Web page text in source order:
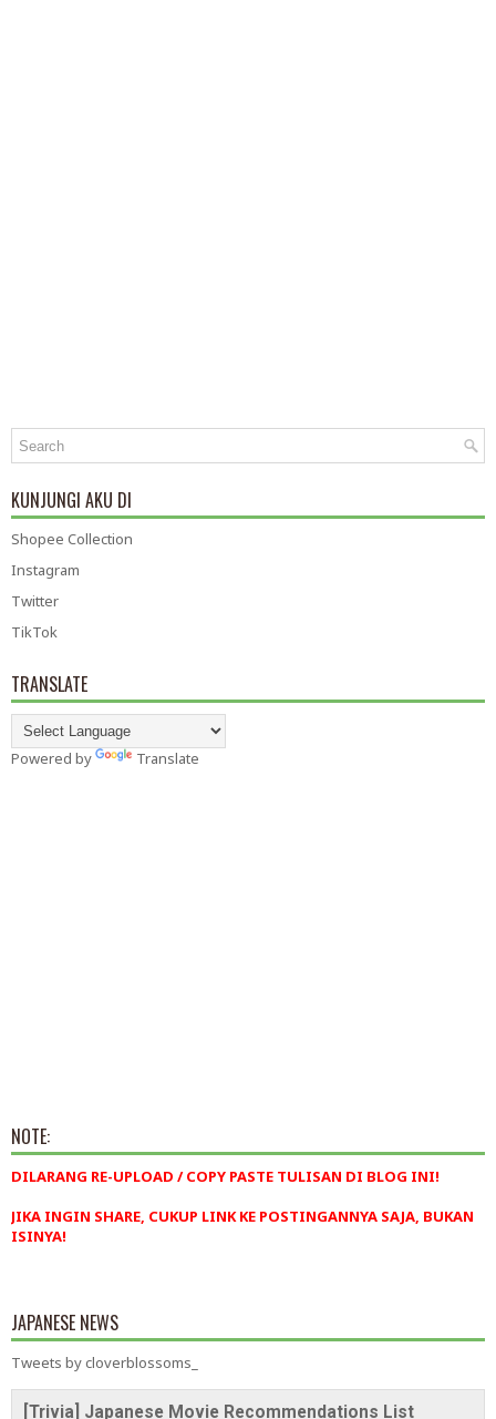
KUNJUNGI AKU DI
Shopee Collection
Instagram
Twitter
TikTok
TRANSLATE
Powered by Translate
NOTE:
DILARANG RE-UPLOAD / COPY PASTE TULISAN DI BLOG INI!
JIKA INGIN SHARE, CUKUP LINK KE POSTINGANNYA SAJA, BUKAN
ISINYA!
JAPANESE NEWS
Tweets by cloverblossoms_
[Trivia] Japanese Movie Recommendations List